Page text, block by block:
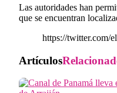
Las autoridades han
que se encuentran
https://twitter.com/
Artículos